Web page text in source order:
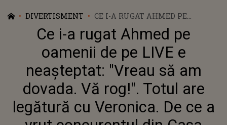
DIVERTISMENT
CE I-A RUGAT AHMED PE
OAMENII DE PE LIVE E
NEAȘTEPTAT: "VREAU SĂ AM
DOVADA. VĂ ROG!". TOTUL ARE
LEGĂTURĂ CU VERONICA. DE CE
A VRUT CONCURENTUL DIN
CASA IUBIRII DOVEZI VIDEO ȘI
CUM A JUSTIFICAT GESTUL?
EXPLICAȚIA LUI E ULUITOARE
Ce i-a rugat Ahmed pe
oamenii de pe LIVE e
neașteptat: "Vreau să am
dovada. Vă rog!". Totul are
legătură cu Veronica. De ce a